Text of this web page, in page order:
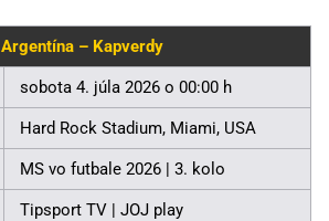
Argentína – Kapverdy
sobota 4. júla 2026 o 00:00 h
Hard Rock Stadium, Miami, USA
MS vo futbale 2026 | 3. kolo
Tipsport TV | JOJ play